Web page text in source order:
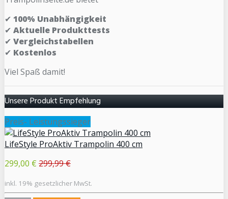
✔ 100% Unabhängigkeit
✔ Aktuelle Produkttests
✔ Vergleichstabellen
✔ Kostenlos
Viel Spaß damit!
Unsere Produkt Empfehlung
Preis- Leistungssieger
LifeStyle ProAktiv Trampolin 400 cm
299,00 € 299,99 €
inkl. 19% gesetzlicher MwSt.